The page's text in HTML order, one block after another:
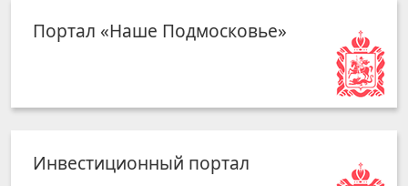
Портал «Наше Подмосковье»
Инвестиционный портал